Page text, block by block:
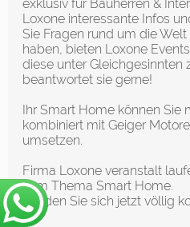
exklusiv für Bauherren &
Loxone interessante Infos
Sie Fragen rund um die
haben, bieten Loxone
diese unter Gleichgesinnten
beantwortet sie gerne!
Ihr Smart Home können Sie
kombiniert mit Geiger
umsetzen.
Firma Loxone veranstalt
zum Thema Smart Home.
Melden Sie sich jetzt völlig
an!